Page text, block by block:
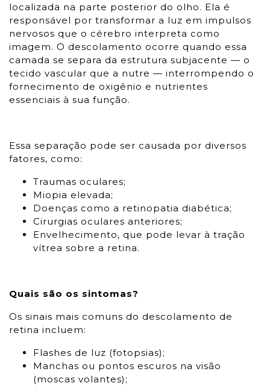
localizada na parte posterior do olho. Ela é
responsável por transformar a luz em impulsos
nervosos que o cérebro interpreta como
imagem. O descolamento ocorre quando essa
camada se separa da estrutura subjacente — o
tecido vascular que a nutre — interrompendo o
fornecimento de oxigênio e nutrientes
essenciais à sua função.
Essa separação pode ser causada por diversos
fatores, como:
Traumas oculares;
Miopia elevada;
Doenças como a retinopatia diabética;
Cirurgias oculares anteriores;
Envelhecimento, que pode levar à tração
vítrea sobre a retina.
Quais são os sintomas?
Os sinais mais comuns do descolamento de
retina incluem:
Flashes de luz (fotopsias);
Manchas ou pontos escuros na visão
(moscas volantes);